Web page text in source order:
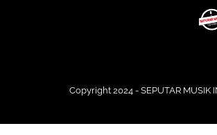
Copyright 2024 - SEPUTAR MUSIK